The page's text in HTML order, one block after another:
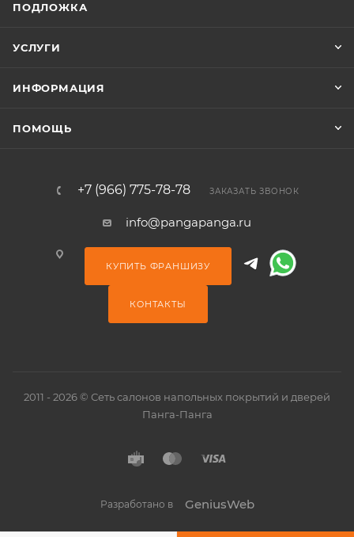
ПОДЛОЖКА
УСЛУГИ
ИНФОРМАЦИЯ
ПОМОЩЬ
+7 (966) 775-78-78 ЗАКАЗАТЬ ЗВОНОК
info@pangapanga.ru
КУПИТЬ ФРАНШИЗУ
КОНТАКТЫ
2011 - 2026 © Сеть салонов напольных покрытий и дверей
Панга-Панга
Разработано в GeniusWeb